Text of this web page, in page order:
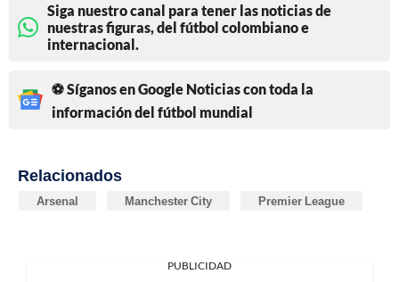
Siga nuestro canal para tener las noticias de
nuestras figuras, del fútbol colombiano e
internacional.
⚽ Síganos en Google Noticias con toda la
información del fútbol mundial
Relacionados
Arsenal Manchester City Premier League
PUBLICIDAD